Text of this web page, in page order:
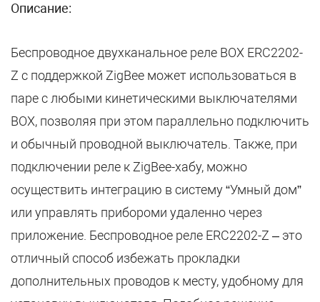
Описание:
Беспроводное двухканальное реле BOX ERC2202-
Z с поддержкой ZigBee может использоваться в
паре с любыми кинетическими выключателями
BOX, позволяя при этом параллельно подключить
и обычный проводной выключатель. Также, при
подключении реле к ZigBee-хабу, можно
осуществить интеграцию в систему “Умный дом”
или управлять прибороми удаленно через
приложение. Беспроводное реле ERC2202-Z – это
отличный способ избежать прокладки
дополнительных проводов к месту, удобному для